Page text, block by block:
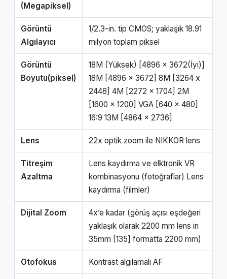
(Megapiksel)
Görüntü
Algılayıcı
1/2.3-in. tip CMOS; yaklaşık 18.91
milyon toplam piksel
Görüntü
Boyutu(piksel)
18M (Yüksek) [4896 x 3672(İyi)]
18M [4896 x 3672] 8M [3264 x
2448] 4M [2272 x 1704] 2M
[1600 x 1200] VGA [640 x 480]
16:9 13M [4864 x 2736]
Lens 22x optik zoom ile NIKKOR lens
Titreşim
Azaltma
Lens kaydırma ve elktronik VR
kombinasyonu (fotoğraflar) Lens
kaydırma (filmler)
Dijital Zoom
4x’e kadar (görüş açısı eşdeğeri
yaklaşık olarak 2200 mm lens in
35mm [135] formatta 2200 mm)
Otofokus Kontrast algılamalı AF